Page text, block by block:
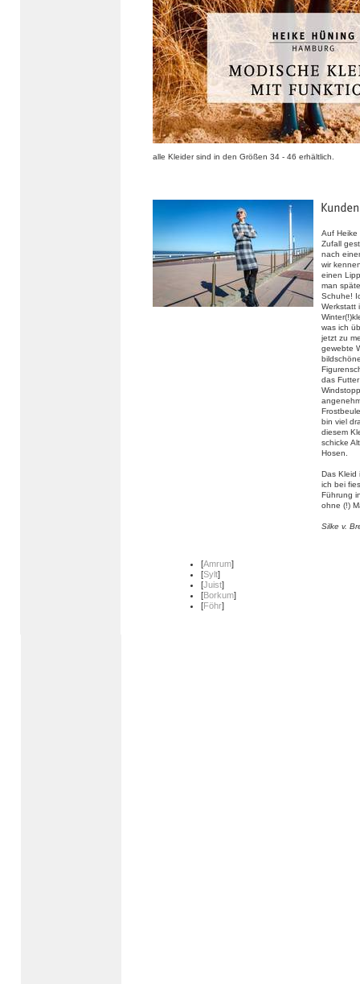
alle Kleider sind in den Größen 34 - 46 erhältlich.
Auf Heike
Zufall
nach
wir
einen
man
Schuhe!
Werkstatt
was ich
jetzt zu
gewebte
das
bin viel
diesem
schicke
Hosen.
Das Kleid
ich bei
Führung
ohne (!)
Silke v.
[Amrum]
[Sylt]
[Juist]
[Borkum]
[Föhr]